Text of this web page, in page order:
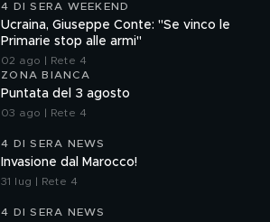
4 DI SERA WEEKEND
Ucraina, Giuseppe Conte: "Se vinco le
Primarie stop alle armi"
02 ago | Rete 4
ZONA BIANCA
Puntata del 3 agosto
03 ago | Rete 4
4 DI SERA NEWS
Invasione dal Marocco!
31 lug | Rete 4
4 DI SERA NEWS